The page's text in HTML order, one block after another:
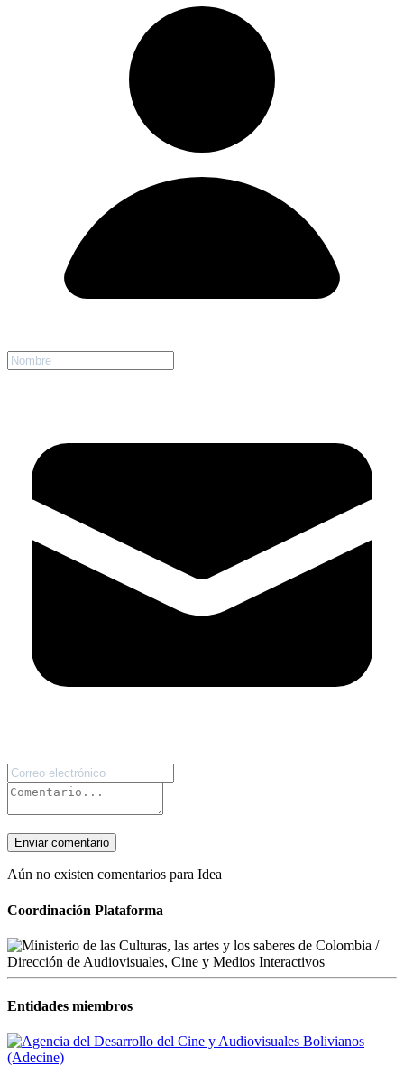
Enviar comentario
Aún no existen comentarios para Idea
Coordinación Plataforma
Entidades miembros